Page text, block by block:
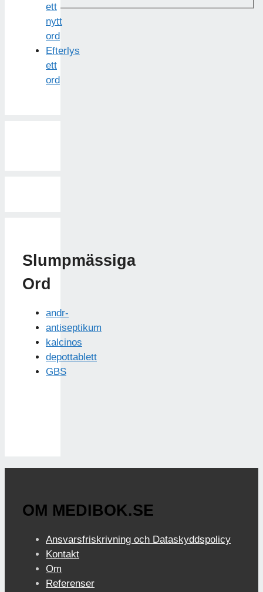
ett
nytt
ord
Efterlys
ett
ord
Slumpmässiga
Ord
andr-
antiseptikum
kalcinos
depottablett
GBS
OM MEDIBOK.SE
Ansvarsfriskrivning och Dataskyddspolicy
Kontakt
Om
Referenser